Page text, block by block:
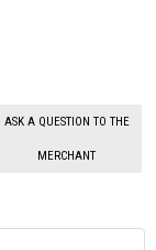
ASK A QUESTION TO THE
MERCHANT